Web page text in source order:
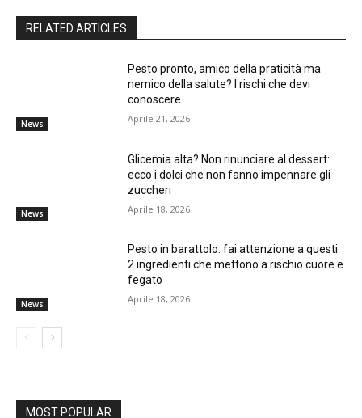
RELATED ARTICLES
News
Pesto pronto, amico della praticità ma
nemico della salute? I rischi che devi
conoscere
Aprile 21, 2026
News
Glicemia alta? Non rinunciare al dessert:
ecco i dolci che non fanno impennare gli
zuccheri
Aprile 18, 2026
News
Pesto in barattolo: fai attenzione a questi
2 ingredienti che mettono a rischio cuore e
fegato
Aprile 18, 2026
MOST POPULAR